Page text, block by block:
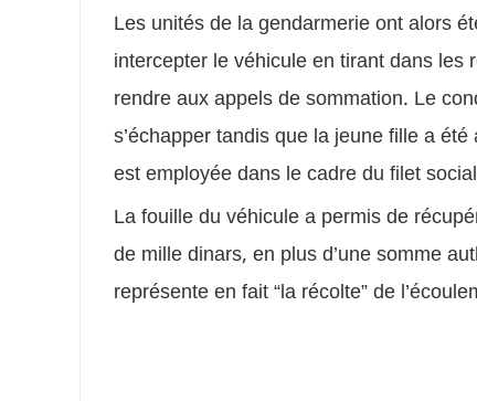
Les unités de la gendarmerie ont alors
intercepter le véhicule en tirant dans
rendre aux appels de sommation. Le
s’échapper tandis que la jeune fille a
est employée dans le cadre du filet
La fouille du véhicule a permis de
de mille dinars, en plus d’une somme
représente en fait “la récolte” de